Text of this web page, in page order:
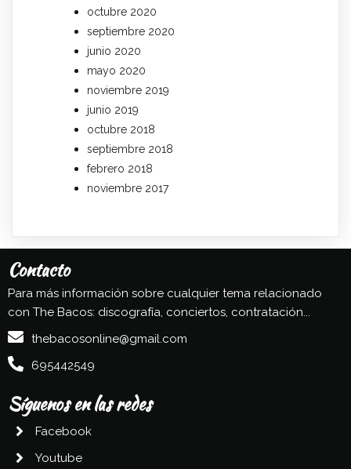
octubre 2020
septiembre 2020
junio 2020
mayo 2020
noviembre 2019
junio 2019
octubre 2018
septiembre 2018
febrero 2018
noviembre 2017
Contacto
Para más información sobre cualquier tema relacionado
con The Bacos: discografía, conciertos, contratación...
thebacosonline@gmail.com
695442549
Síguenos en las redes
Facebook
Youtube